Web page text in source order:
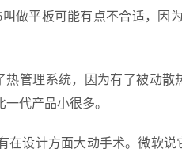
叫做平板可能有点不合适，因
热管理系统，因为有了被动散
代产品小很多。
在设计方面大动手术。微软